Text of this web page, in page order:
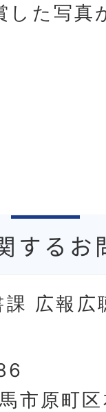
した写真
するお
広報広
市原町